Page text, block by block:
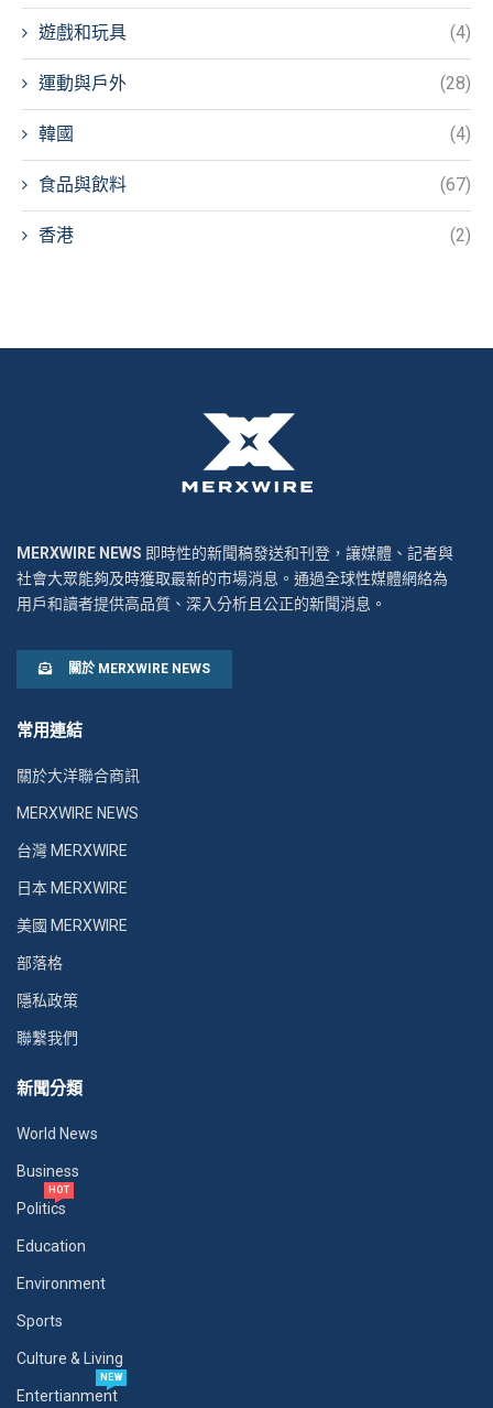
遊戲和玩具 (4)
運動與戶外 (28)
韓國 (4)
食品與飲料 (67)
香港 (2)
MERXWIRE NEWS 即時性的新聞稿發送和刊登，讓媒體、記者與
社會大眾能夠及時獲取最新的市場消息。通過全球性媒體網絡為
用戶和讀者提供高品質、深入分析且公正的新聞消息。
關於 MERXWIRE NEWS
常用連結
關於大洋聯合商訊
MERXWIRE NEWS
台灣 MERXWIRE
日本 MERXWIRE
美國 MERXWIRE
部落格
隱私政策
聯繫我們
新聞分類
World News
Business
Politics
HOT
Education
Environment
Sports
Culture & Living
Entertianment
NEW